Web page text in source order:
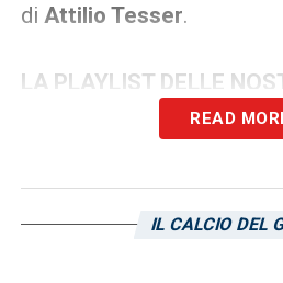
di Attilio Tesser.
LA PLAYLIST DELLE
READ
IL CALCIO DEL